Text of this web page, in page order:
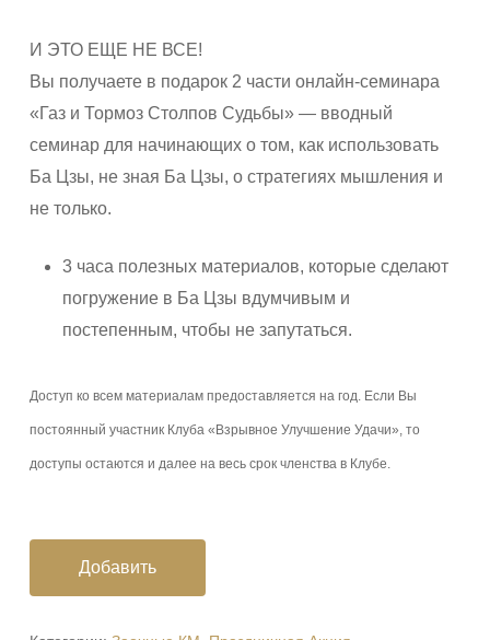
И ЭТО ЕЩЕ НЕ ВСЕ!
Вы получаете в подарок 2 части онлайн-семинара
«Газ и Тормоз Столпов Судьбы» — вводный
семинар для начинающих о том, как использовать
Ба Цзы, не зная Ба Цзы, о стратегиях мышления и
не только.
3 часа полезных материалов, которые сделают
погружение в Ба Цзы вдумчивым и
постепенным, чтобы не запутаться.
Доступ ко всем материалам предоставляется на год. Если Вы
постоянный участник Клуба «Взрывное Улучшение Удачи», то
доступы остаются и далее на весь срок членства в Клубе.
Добавить